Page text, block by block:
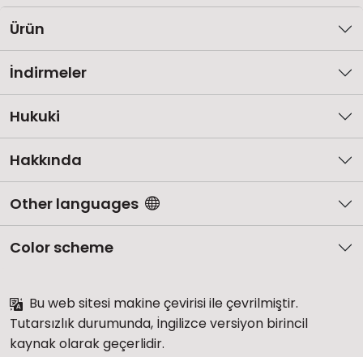
Ürün
İndirmeler
Hukuki
Hakkında
Other languages
Color scheme
Bu web sitesi makine çevirisi ile çevrilmiştir.
Tutarsızlık durumunda, İngilizce versiyon birincil
kaynak olarak geçerlidir.